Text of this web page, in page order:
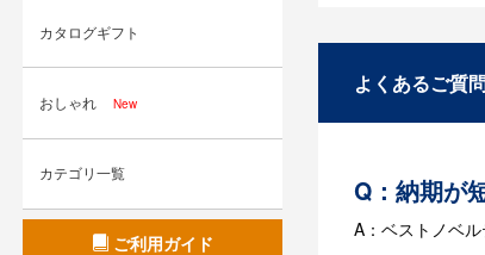
よくあるご質
Q：納期が
A：ベストノベ
カタログギフト
おしゃれ New
カテゴリ一覧
ご利用ガイド